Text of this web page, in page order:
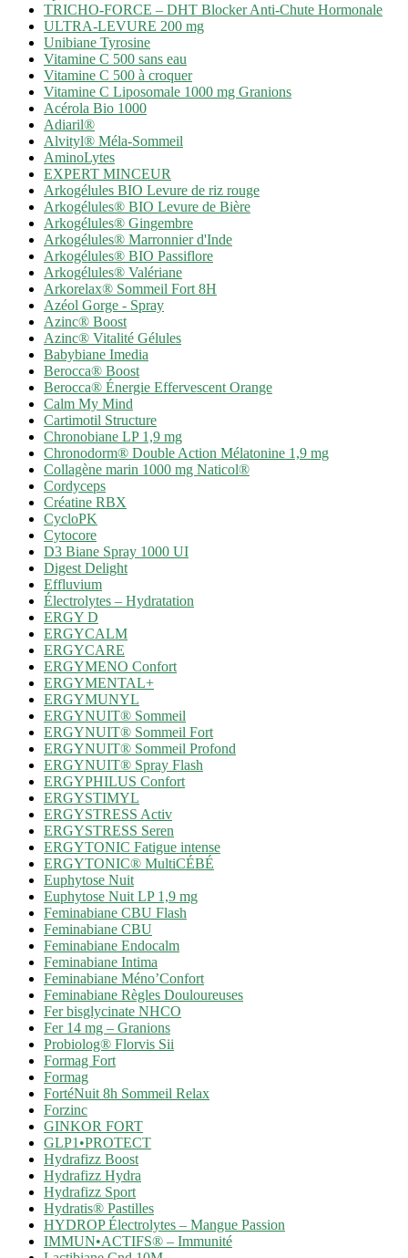
TRICHO-FORCE – DHT Blocker Anti-Chute Hormonale
ULTRA-LEVURE 200 mg
Unibiane Tyrosine
Vitamine C 500 sans eau
Vitamine C 500 à croquer
Vitamine C Liposomale 1000 mg Granions
Acérola Bio 1000
Adiaril®
Alvityl® Méla-Sommeil
AminoLytes
EXPERT MINCEUR
Arkogélules BIO Levure de riz rouge
Arkogélules® BIO Levure de Bière
Arkogélules® Gingembre
Arkogélules® Marronnier d'Inde
Arkogélules® BIO Passiflore
Arkogélules® Valériane
Arkorelax® Sommeil Fort 8H
Azéol Gorge - Spray
Azinc® Boost
Azinc® Vitalité Gélules
Babybiane Imedia
Berocca® Boost
Berocca® Énergie Effervescent Orange
Calm My Mind
Cartimotil Structure
Chronobiane LP 1,9 mg
Chronodorm® Double Action Mélatonine 1,9 mg
Collagène marin 1000 mg Naticol®
Cordyceps
Créatine RBX
CycloPK
Cytocore
D3 Biane Spray 1000 UI
Digest Delight
Effluvium
Électrolytes – Hydratation
ERGY D
ERGYCALM
ERGYCARE
ERGYMENO Confort
ERGYMENTAL+
ERGYMUNYL
ERGYNUIT® Sommeil
ERGYNUIT® Sommeil Fort
ERGYNUIT® Sommeil Profond
ERGYNUIT® Spray Flash
ERGYPHILUS Confort
ERGYSTIMYL
ERGYSTRESS Activ
ERGYSTRESS Seren
ERGYTONIC Fatigue intense
ERGYTONIC® MultiCÉBÉ
Euphytose Nuit
Euphytose Nuit LP 1,9 mg
Feminabiane CBU Flash
Feminabiane CBU
Feminabiane Endocalm
Feminabiane Intima
Feminabiane Méno’Confort
Feminabiane Règles Douloureuses
Fer bisglycinate NHCO
Fer 14 mg – Granions
Probiolog® Florvis Sii
Formag Fort
Formag
FortéNuit 8h Sommeil Relax
Forzinc
GINKOR FORT
GLP1•PROTECT
Hydrafizz Boost
Hydrafizz Hydra
Hydrafizz Sport
Hydratis® Pastilles
HYDROP Électrolytes – Mangue Passion
IMMUN•ACTIFS® – Immunité